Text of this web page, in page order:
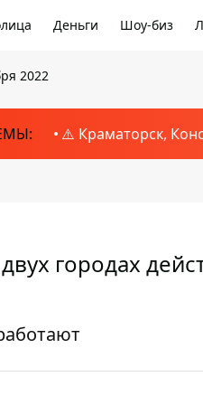
Деньги Шоу-биз
2022
⚠️ Краматорск,
городах